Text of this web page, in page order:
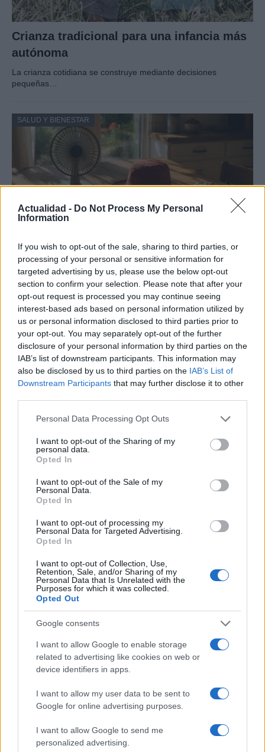
Actualidad - Do Not Process My Personal
Information
If you wish to opt-out of the sale, sharing to third parties, or
processing of your personal or sensitive information for
targeted advertising by us, please use the below opt-out
section to confirm your selection. Please note that after your
opt-out request is processed you may continue seeing
interest-based ads based on personal information utilized by
us or personal information disclosed to third parties prior to
your opt-out. You may separately opt-out of the further
disclosure of your personal information by third parties on the
IAB’s list of downstream participants. This information may
also be disclosed by us to third parties on the IAB’s List of
Downstream Participants that may further disclose it to other
Please note that this website/app uses one or more Google
not limited to your visit or usage behaviour. You may click to
grant or deny consent to Google and its third-party tags to
use your data for below specified purposes in below Google
consent section.
Personal Data Processing Opt Outs
I want to opt-out of the Sharing of my
personal data.
Opted In
I want to opt-out of the Sale of my
Personal Data.
Opted In
I want to opt-out of processing my
Personal Data for Targeted Advertising.
Opted In
I want to opt-out of Collection, Use,
Retention, Sale, and/or Sharing of my
Personal Data that Is Unrelated with the
Purposes for which it was collected.
Opted Out
Google consents
I want to allow Google to enable storage
related to advertising like cookies on web or
device identifiers in apps.
I want to allow my user data to be sent to
Google for online advertising purposes.
I want to allow Google to send me
personalized advertising.
Crianza tradicional para una infancia más
autónoma
La crianza cotidiana se construye mediante decisiones
pequeñas…
SALUD Y BIENESTAR
Cómo protegerse del golpe de calor con
hábitos y señales esenciales
El golpe de calor es una emergencia médica…
SALUD Y BIENESTAR
Guía completa para preparar tu vivienda
ante incendios forestales
Cómo reconocer, prevenir y actuar ante
los golpes de calor
Los golpes de calor son una emergencia médica…